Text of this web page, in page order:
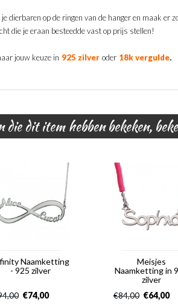
dierbaren op de ringen van de hanger en maak er
die je eraan besteedde vast op prijs stellen!
jouw keuze in 925 zilver oder 18k vergulde.
die dit item hebben bekeken,
Naamketting
- 925 zilver
€74,00
Meisjes
Naamketting in
zilver
€84,00 €64,00